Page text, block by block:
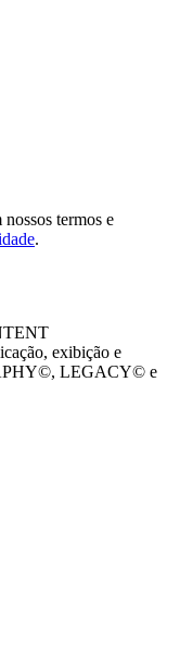
termos e
.
exibição e
LEGACY© e